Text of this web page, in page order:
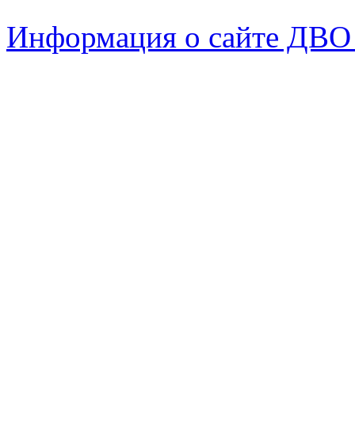
Информация о сайте